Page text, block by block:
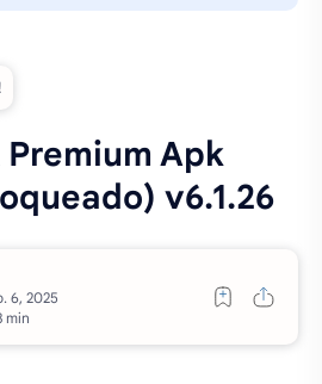
Premium Apk
v6.1.26
min